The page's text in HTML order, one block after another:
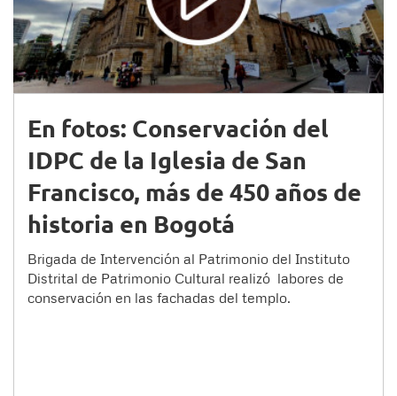
En fotos: Conservación del
IDPC de la Iglesia de San
Francisco, más de 450 años de
historia en Bogotá
Brigada de Intervención al Patrimonio del Instituto
Distrital de Patrimonio Cultural realizó labores de
conservación en las fachadas del templo.